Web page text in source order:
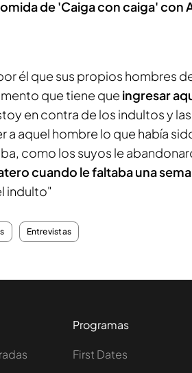
de 'Caiga con caiga' con
él que sus propios hombres
que tiene que ingresar
en contra de los indultos y las
a aquel hombre lo que había
como los suyos le
cuando le faltaba una
indulto"
Entrevistas
Programas
First Dates